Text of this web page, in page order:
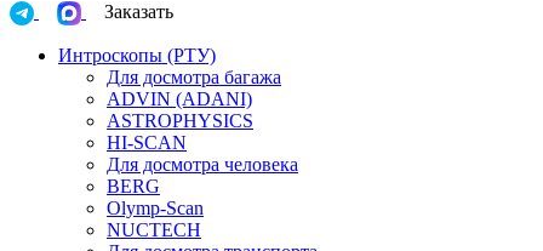
Заказать
Интроскопы (РТУ)
Для досмотра багажа
ADVIN (ADANI)
ASTROPHYSICS
HI-SCAN
Для досмотра человека
BERG
Olymp-Scan
NUCTECH